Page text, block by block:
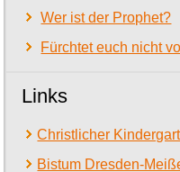
Wer ist der Prophet?
Fürchtet euch nicht
Links
Christlicher
Bistum Dresden-